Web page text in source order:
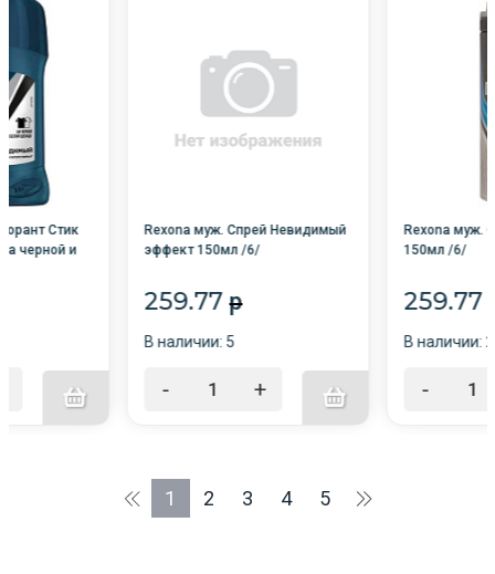
Стик
черной и
Rexona муж. Спрей Невидимый
эффект 150мл /6/
259.77 p
В наличии: 5
- +
Rexona муж.
150мл /6/
259.77
В наличии: 2
-
1 2 3 4 5